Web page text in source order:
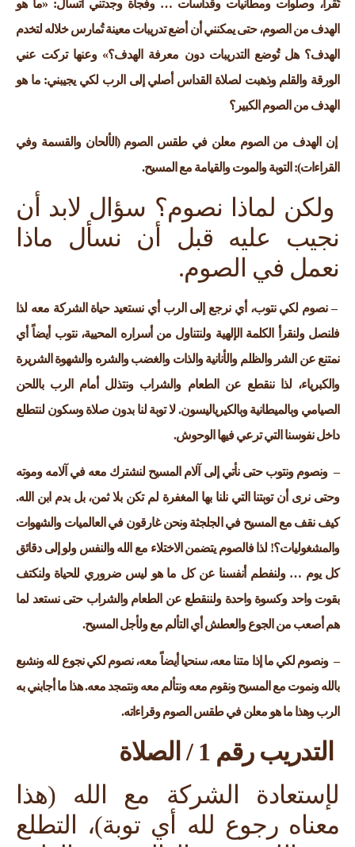
تُقرأ، وصلوات ومطانيات وقداسات … وفجأة وجدتني أتسأل: «ما هو
الهدف من الصوم، حتى يمكنني أن أضع تدريبات معينة تُمارس خلاله لتخدم
الهدف؟ هل تُوضع التدريبات دون معرفة الهدف؟» وعنها تركت عني
الورقة والقلم وذهبت لصلاة القداس أصلي إلى الرب لكي يجيبني: ما هو
الهدف من الصوم الكبير؟
إن الهدف من الصوم معلن في طقس الصوم (الألحان والقسمة وفي
القراءات): التوبة والموت والقيامة مع المسيح.
ولكن لماذا نصوم؟ سؤال لابد أن
نجيب عليه قبل أن نسأل ماذا
نعمل في الصوم.
– نصوم لكي نتوب، أي نرجع إلى الرب أي نستعيد حياة الشركة معه لذا
فلنصل ولنقرأ الكلمة الإلهية ولنتناول من أسراره المحيية، نتوب أيضاً أي
نمتنع عن الشر والظلم والأنانية والذات والغضب والشره والشهوة الشريرة
والكبرياء، لذا ننقطع عن الطعام والشراب ونتذلل أمام الرب باللحن
الصيامي وبالميطانية وبالكيرياليسون. لا توبة لنا بدون صلاة وسكون لنتطلع
داخل نفوسنا التي ترعي فيها الوحوش.
– ونصوم ونتوب حتى نأتي إلى آلام المسيح لنشترك معه في آلامه وموته
وحتى نرى أن توبتنا التي نلنا بها المغفرة لم تكن بلا ثمن، بل بدم ابن الله.
كيف نقف مع المسيح في الجلجثة ونحن غارقون في العالميات والشهوات
والمشغوليات؟! لذا فالصوم يتضمن الاختلاء مع الله والنفس ولو إلى دقائق
كل يوم … ولنفطم أنفسنا عن كل ما هو ليس ضروري للحياة ولنكتف
بقوت واحد وكسوة واحدة ولننقطع عن الطعام والشراب حتى نستعد لما
هم أصعب من الجوع والعطش أي التألم مع ولأجل المسيح.
– ونصوم لكي ما إذا متنا معه، سنحيا أيضاً معه، نصوم لكي نجوع لله ونشبع
بالله ونموت مع المسيح ونقوم معه ونتألم معه ونتمجد معه. هذا ما أجابني به
الرب وهذا ما هو معلن في طقس الصوم وقراءاته.
التدريب رقم 1 / الصلاة
لإستعادة الشركة مع الله (هذا
معناه رجوع لله أي توبة)، التطلع